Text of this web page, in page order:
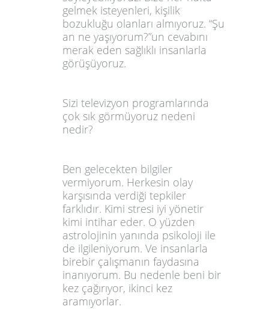
gelmek isteyenleri, kişilik
bozukluğu olanları almıyoruz. “Şu
an ne yaşıyorum?”un cevabını
merak eden sağlıklı insanlarla
görüşüyoruz.
Sizi televizyon programlarında
çok sık görmüyoruz nedeni
nedir?
Ben gelecekten bilgiler
vermiyorum. Herkesin olay
karşısında verdiği tepkiler
farklıdır. Kimi stresi iyi yönetir
kimi intihar eder. O yüzden
astrolojinin yanında psikoloji ile
de ilgileniyorum. Ve insanlarla
birebir çalışmanın faydasına
inanıyorum. Bu nedenle beni bir
kez çağırıyor, ikinci kez
aramıyorlar.